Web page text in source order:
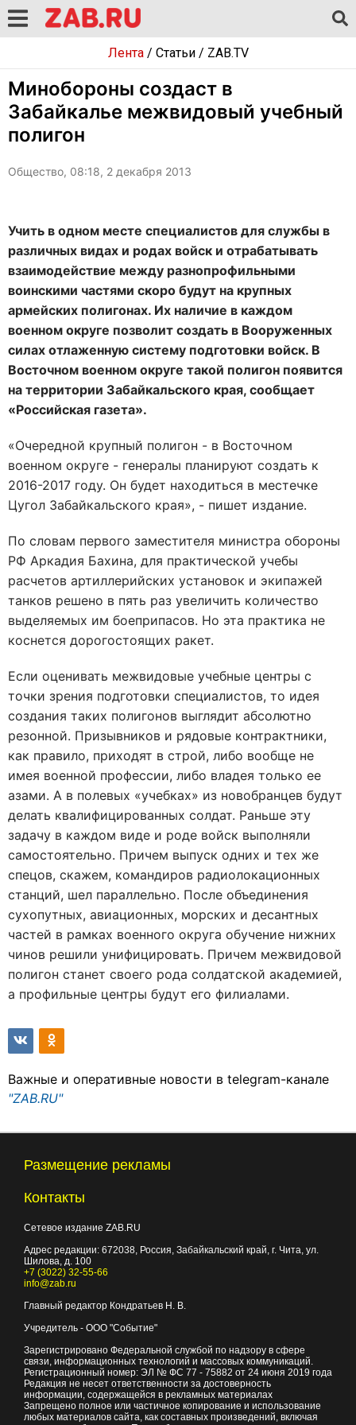
Лента/ Статьи/ ZAB.TV
Минобороны создаст в
Забайкалье межвидовый учебный
полигон
Общество, 08:18, 2 декабря 2013
Учить в одном месте специалистов для службы в
различных видах и родах войск и отрабатывать
взаимодействие между разнопрофильными
воинскими частями скоро будут на крупных
армейских полигонах. Их наличие в каждом
военном округе позволит создать в Вооруженных
силах отлаженную систему подготовки войск. В
Восточном военном округе такой полигон появится
на территории Забайкальского края, сообщает
«Российская газета».
«Очередной крупный полигон - в Восточном
военном округе - генералы планируют создать к
2016-2017 году. Он будет находиться в местечке
Цугол Забайкальского края», - пишет издание.
По словам первого заместителя министра обороны
РФ Аркадия Бахина, для практической учебы
расчетов артиллерийских установок и экипажей
танков решено в пять раз увеличить количество
выделяемых им боеприпасов. Но эта практика не
коснется дорогостоящих ракет.
Если оценивать межвидовые учебные центры с
точки зрения подготовки специалистов, то идея
создания таких полигонов выглядит абсолютно
резонной. Призывников и рядовые контрактники,
как правило, приходят в строй, либо вообще не
имея военной профессии, либо владея только ее
азами. А в полевых «учебках» из новобранцев будут
делать квалифицированных солдат. Раньше эту
задачу в каждом виде и роде войск выполняли
самостоятельно. Причем выпуск одних и тех же
спецов, скажем, командиров радиолокационных
станций, шел параллельно. После объединения
сухопутных, авиационных, морских и десантных
частей в рамках военного округа обучение нижних
чинов решили унифицировать. Причем межвидовой
полигон станет своего рода солдатской академией,
а профильные центры будут его филиалами.
Важные и оперативные новости в telegram-канале
"ZAB.RU"
Размещение рекламы
Контакты
Сетевое издание ZAB.RU
Адрес редакции: 672038, Россия, Забайкальский край, г. Чита, ул.
Шилова, д. 100
+7 (3022) 32-55-66
info@zab.ru
Главный редактор Кондратьев Н. В.
Учредитель - ООО "Событие"
Зарегистрировано Федеральной службой по надзору в сфере
связи, информационных технологий и массовых коммуникаций.
Регистрационный номер: ЭЛ № ФС 77 - 75882 от 24 июня 2019 года
Редакция не несет ответственности за достоверность
информации, содержащейся в рекламных материалах
Запрещено полное или частичное копирование и использование
любых материалов сайта, как составных произведений, включая